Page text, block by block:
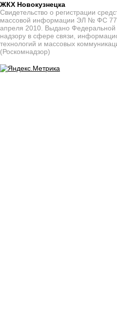
ЖКХ Новокузнецка
Свидетельство о регистрации
массовой информации ЭЛ № ФС
апреля 2010. Выдано Федеральной
надзору в сфере связи,
технологий и массовых
(Роскомнадзор)